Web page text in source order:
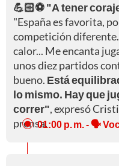
💪🏻⚽ "A tener
"España es favorita,
competición
calor... Me encanta
unos diez partidos
bueno. Está
lo mismo. Hay que
correr", expresó
prensa.01:00 p. m.- 🗣️